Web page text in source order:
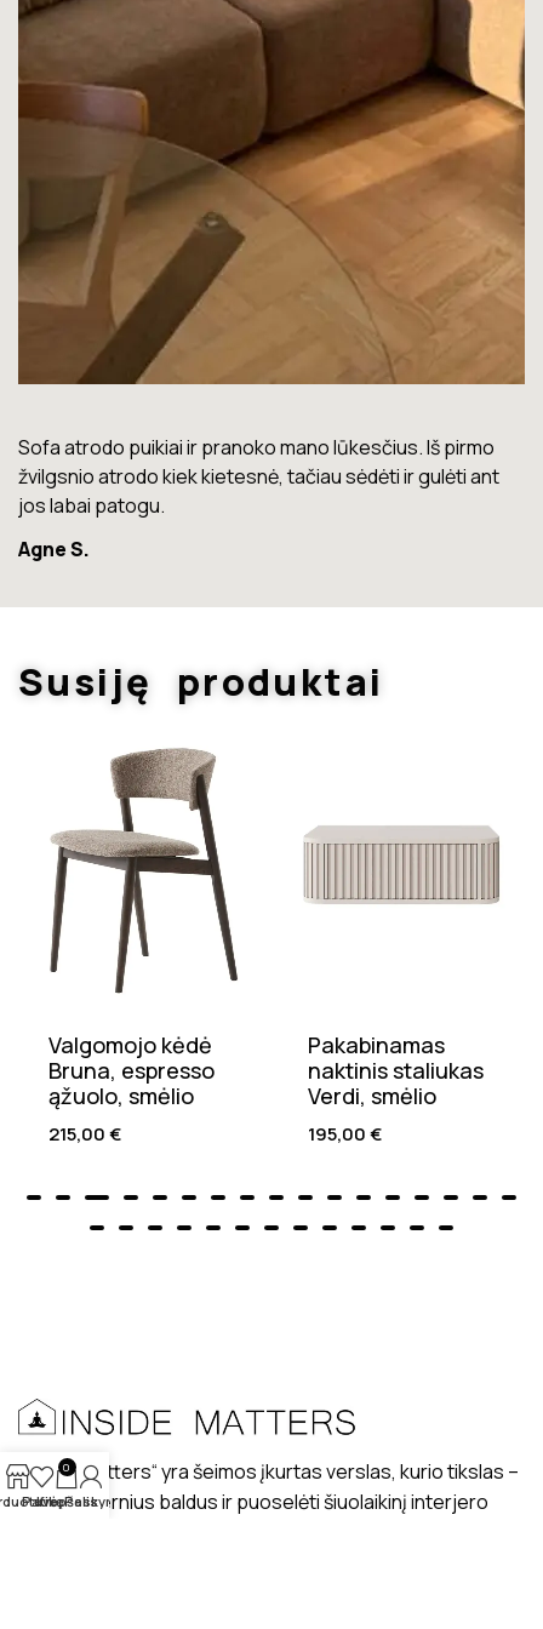
Lova labai gera. Šiuo metu neturiu jokių nusiskundimų.
Marius T.
Susiję produktai
Valgomojo kėdė
Bruna, espresso
ąžuolo, smėlio
215,00€
Pakabinamas
naktinis staliukas
Verdi, smėlio
195,00€
„Inside matters“ yra šeimos įkurtas verslas, kurio tikslas –
kurti modernius baldus ir puoselėti šiuolaikinį interjero
Patikę
0
Krepšelis
Paskyra